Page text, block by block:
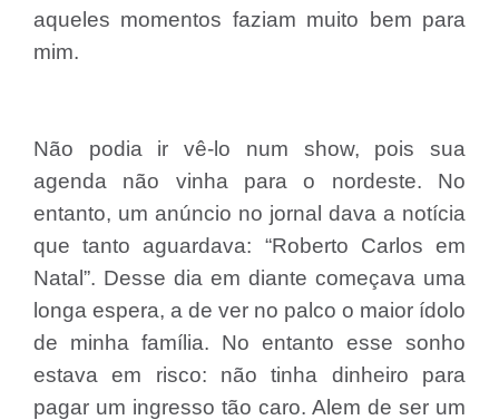
aqueles momentos faziam muito bem para
mim.
Não podia ir vê-lo num show, pois sua
agenda não vinha para o nordeste. No
entanto, um anúncio no jornal dava a notícia
que tanto aguardava: “Roberto Carlos em
Natal”. Desse dia em diante começava uma
longa espera, a de ver no palco o maior ídolo
de minha família. No entanto esse sonho
estava em risco: não tinha dinheiro para
pagar um ingresso tão caro. Alem de ser um